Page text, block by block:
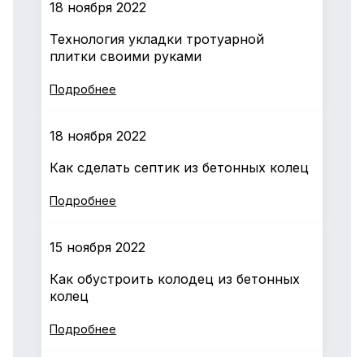
18 ноября 2022
Технология укладки тротуарной
плитки своими руками
Подробнее
18 ноября 2022
Как сделать септик из бетонных колец
Подробнее
15 ноября 2022
Как обустроить колодец из бетонных
колец
Подробнее